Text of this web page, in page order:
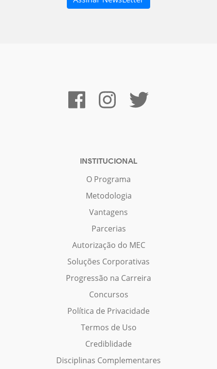
INSTITUCIONAL
O Programa
Metodologia
Vantagens
Parcerias
Autorização do MEC
Soluções Corporativas
Progressão na Carreira
Concursos
Política de Privacidade
Termos de Uso
Crediblidade
Disciplinas Complementares